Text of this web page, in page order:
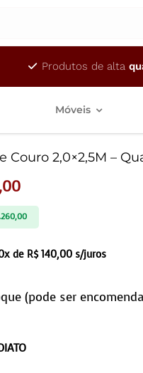
Produtos de alta
Móveis
Couro 2,0×2,5M –
de R$140,00 s/juros
(pode ser